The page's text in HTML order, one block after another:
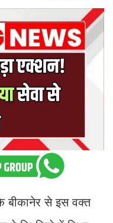
बीकानेर से इस वक्त